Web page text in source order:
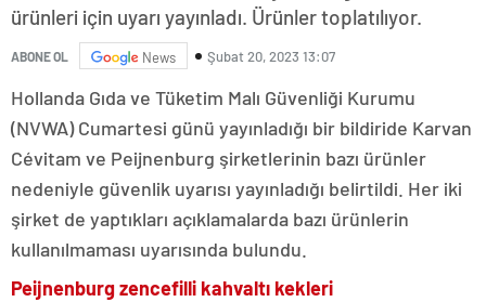
ürünleri için uyarı yayınladı. Ürünler toplatılıyor.
ABONE OL News Şubat 20, 2023 13:07
Hollanda Gıda ve Tüketim Malı Güvenliği Kurumu
(NVWA) Cumartesi günü yayınladığı bir bildiride Karvan
Cévitam ve Peijnenburg şirketlerinin bazı ürünler
nedeniyle güvenlik uyarısı yayınladığı belirtildi. Her iki
şirket de yaptıkları açıklamalarda bazı ürünlerin
kullanılmaması uyarısında bulundu.
Peijnenburg zencefilli kahvaltı kekleri